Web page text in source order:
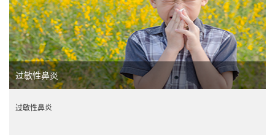
过敏性鼻炎
过敏性鼻炎